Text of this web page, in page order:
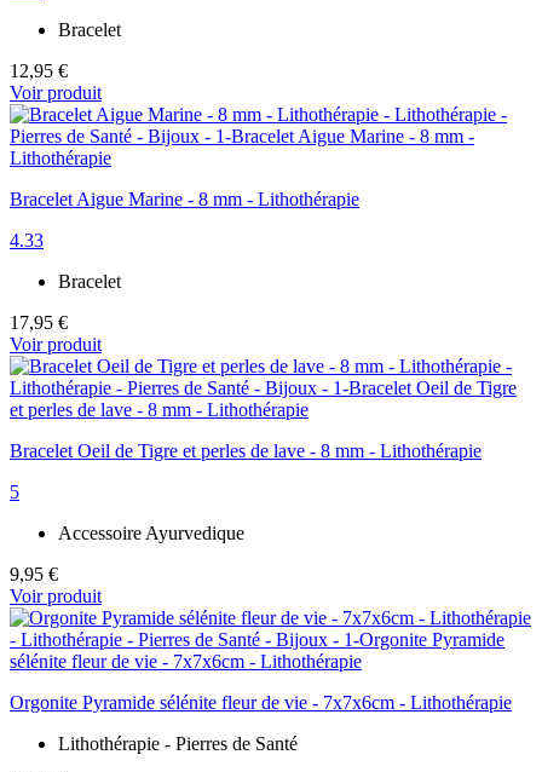
Bracelet
12,95 €
Voir produit
Bracelet Aigue Marine - 8 mm - Lithothérapie
4.33
Bracelet
17,95 €
Voir produit
Bracelet Oeil de Tigre et perles de lave - 8 mm - Lithothérapie
5
Accessoire Ayurvedique
9,95 €
Voir produit
Orgonite Pyramide sélénite fleur de vie - 7x7x6cm - Lithothérapie
Lithothérapie - Pierres de Santé